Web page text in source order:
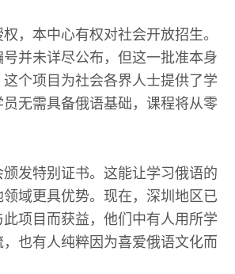
，本中心有权对社会开放招生。
并未详尽公布，但这一批准本身
个项目为社会各界人士提供了学
无需具备俄语基础，课程将从零
发特别证书。这能让学习俄语的
域更具优势。现在，深圳地区已
项目而获益，他们中有人用所学
也有人纯粹因为喜爱俄语文化而